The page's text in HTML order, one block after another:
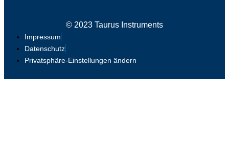
© 2023 Taurus Instruments
Impressum
Datenschutz
Privatsphäre-Einstellungen ändern